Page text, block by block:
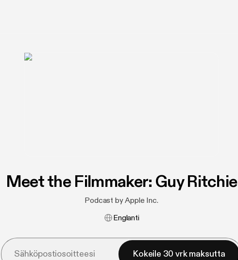
Meet the Filmmaker: Guy Ritchie
Podcast by Apple Inc.
Englanti
Kokeile 30 vrk maksutta